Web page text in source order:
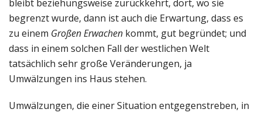
bleibt beziehungsweise zurückkehrt, dort, wo sie
begrenzt wurde, dann ist auch die Erwartung, dass es
zu einem Großen Erwachen kommt, gut begründet; und
dass in einem solchen Fall der westlichen Welt
tatsächlich sehr große Veränderungen, ja
Umwälzungen ins Haus stehen.
Umwälzungen, die einer Situation entgegenstreben, in